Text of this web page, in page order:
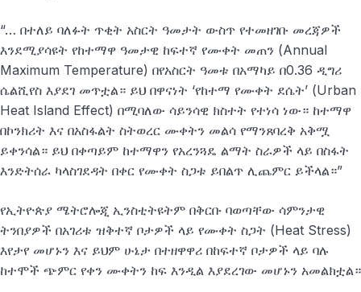
“… በተለይ ባለፉት ጥቂት አስርት ዓመታት ውስጥ የተመዘገቡ መረጃዎች
እንደሚያሳዩት የከተማዋ ዓመታዊ ከፍተኛ የሙቀት መጠን (Annual
Maximum Temperature) በየአስርት ዓመቱ በአማካይ በ0.36 ዲግሪ
ሴልሺየስ እያደገ መጥቷል። ይህ በዋናነት ‘የከተማ የሙቀት ደሴት’ (Urban
Heat Island Effect) በሚባለው ሳይንሳዊ ክስተት የተነሳ ነው። ከተማዋ
በኮንክሪት እና በአስፋልት ስትወረር ሙቀትን መልሳ የማንጸባረቅ አቅሟ
ይቀንሳል። ይህ በቀጣይም ከተማዋን የአረንጓዴ ልማት ስራዎች ላይ በስፋት
እንድትሰራ ካላስገደዳት በቀር የሙቀት ስጋቱ ይበልጥ ሊጨምር ይችላል።”
የኢትዮጵያ ሜትሮሎጂ ኢንስቲትዩትም በቅርቡ ባወጣቸው ሳምንታዊ
ትንበያዎች በአገሪቱ ዝቅተኛ ቦታዎች ላይ የሙቀት ስጋት (Heat Stress)
እየታየ መሆኑን እና ይህም ሁኔታ በተዘዋዋሪ በከፍተኛ ቦታዎች ላይ ባሉ
ከተሞች ጭምር የቀን ሙቀትን ከፍ እንዲል እያደረገው መሆኑን አመልክቷል።